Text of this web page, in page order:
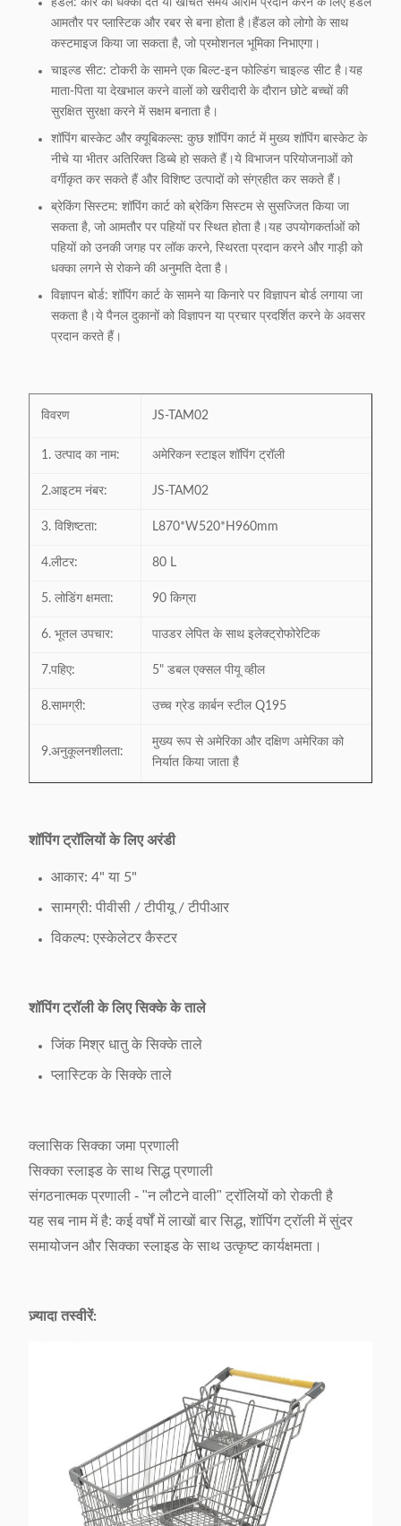
हैंडल: कार को धक्का देते या खींचते समय आराम प्रदान करने के लिए हैंडल
आमतौर पर प्लास्टिक और रबर से बना होता है।हैंडल को लोगो के साथ
कस्टमाइज किया जा सकता है, जो प्रमोशनल भूमिका निभाएगा।
चाइल्ड सीट: टोकरी के सामने एक बिल्ट-इन फोल्डिंग चाइल्ड सीट है।यह
माता-पिता या देखभाल करने वालों को खरीदारी के दौरान छोटे बच्चों की
सुरक्षित सुरक्षा करने में सक्षम बनाता है।
शॉपिंग बास्केट और क्यूबिकल्स: कुछ शॉपिंग कार्ट में मुख्य शॉपिंग बास्केट के
नीचे या भीतर अतिरिक्त डिब्बे हो सकते हैं।ये विभाजन परियोजनाओं को
वर्गीकृत कर सकते हैं और विशिष्ट उत्पादों को संग्रहीत कर सकते हैं।
ब्रेकिंग सिस्टम: शॉपिंग कार्ट को ब्रेकिंग सिस्टम से सुसज्जित किया जा
सकता है, जो आमतौर पर पहियों पर स्थित होता है।यह उपयोगकर्ताओं को
पहियों को उनकी जगह पर लॉक करने, स्थिरता प्रदान करने और गाड़ी को
धक्का लगने से रोकने की अनुमति देता है।
विज्ञापन बोर्ड: शॉपिंग कार्ट के सामने या किनारे पर विज्ञापन बोर्ड लगाया जा
सकता है।ये पैनल दुकानों को विज्ञापन या प्रचार प्रदर्शित करने के अवसर
प्रदान करते हैं।
विवरण JS-TAM02
1. उत्पाद का नाम: अमेरिकन स्टाइल शॉपिंग ट्रॉली
2.आइटम नंबर: JS-TAM02
3. विशिष्टता: L870*W520*H960mm
4.लीटर: 80 L
5. लोडिंग क्षमता: 90 किग्रा
6. भूतल उपचार: पाउडर लेपित के साथ इलेक्ट्रोफोरेटिक
7.पहिए: 5" डबल एक्सल पीयू व्हील
8.सामग्री: उच्च ग्रेड कार्बन स्टील Q195
9.अनुकूलनशीलता:
मुख्य रूप से अमेरिका और दक्षिण अमेरिका को
निर्यात किया जाता है
मॉडल:
ख़र्च।
11.लोगो मुद्रण
12.प्लास्टिक पार्ट्स
पैनटोन रंग उपलब्ध है
13.अतिरिक्त
टॉप बास्केट फ्रेम कवर,
विज्ञापन प्लास्टिक बोर्ड उपलब्ध हैं.ज्यादा ख़र्च।
14.पैकिंग विधि: 1 पीसी/बबल बैग
ओईएम:
शॉपिंग ट्रॉलियों के लिए अरंडी
आकार: 4" या 5"
सामग्री: पीवीसी / टीपीयू / टीपीआर
विकल्प: एस्केलेटर कैस्टर
शॉपिंग ट्रॉली के लिए सिक्के के ताले
जिंक मिश्र धातु के सिक्के ताले
प्लास्टिक के सिक्के ताले
क्लासिक सिक्का जमा प्रणाली
सिक्का स्लाइड के साथ सिद्ध प्रणाली
संगठनात्मक प्रणाली - "न लौटने वाली" ट्रॉलियों को रोकती है
यह सब नाम में है: कई वर्षों में लाखों बार सिद्ध, शॉपिंग ट्रॉली में सुंदर
समायोजन और सिक्का स्लाइड के साथ उत्कृष्ट कार्यक्षमता।
ज़्यादा तस्वीरें: